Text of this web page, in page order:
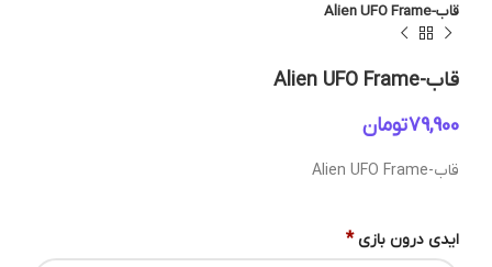
قاب-Alien UFO Frame
قاب-Alien UFO Frame
تومان
قاب-Alien UFO Frame
ایدی درون بازی *